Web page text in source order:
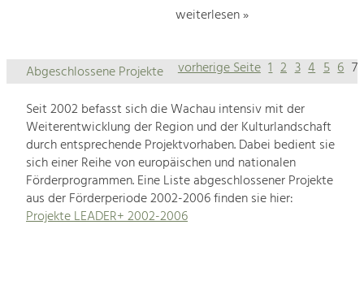
weiterlesen »
vorherige Seite 1 2 3 4 5 6 7
Abgeschlossene Projekte
Seit 2002 befasst sich die Wachau intensiv mit der
Weiterentwicklung der Region und der Kulturlandschaft
durch entsprechende Projektvorhaben. Dabei bedient sie
sich einer Reihe von europäischen und nationalen
Förderprogrammen. Eine Liste abgeschlossener Projekte
aus der Förderperiode 2002-2006 finden sie hier:
Projekte LEADER+ 2002-2006